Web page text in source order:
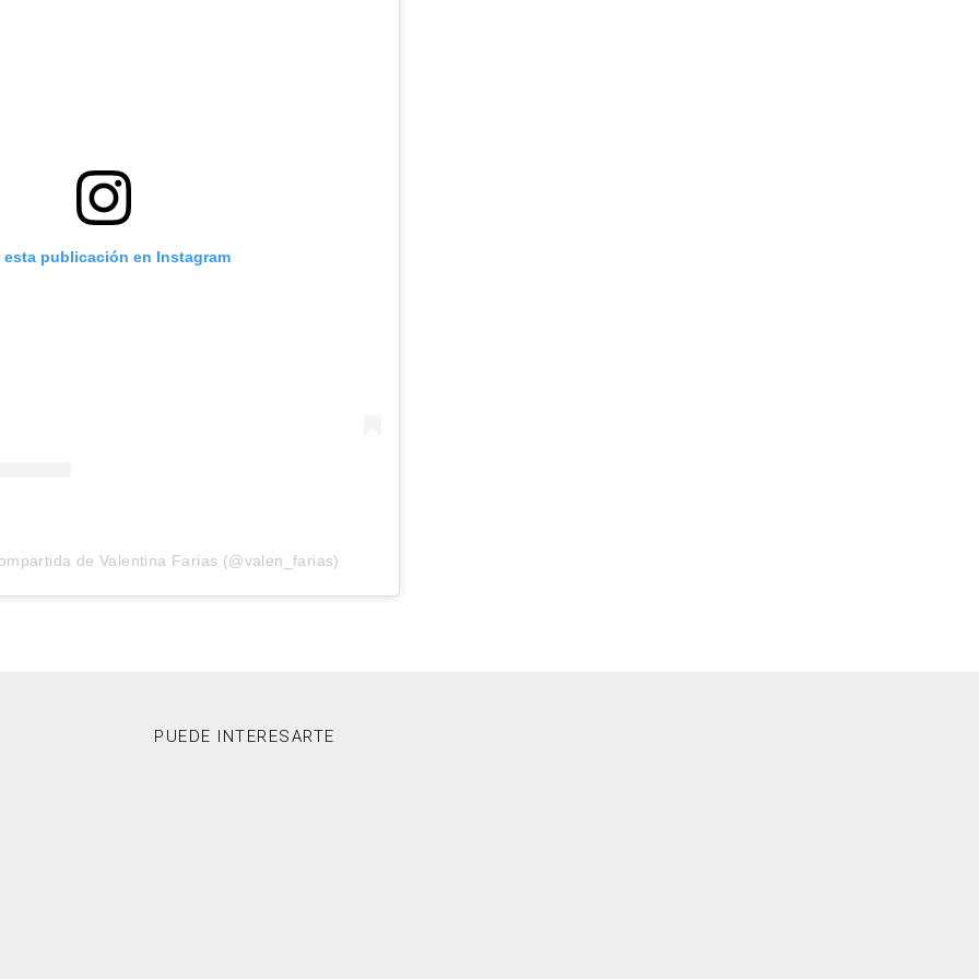
esta publicación en Instagram
de Valentina Farias (@valen_farias)
PUEDE INTERESARTE